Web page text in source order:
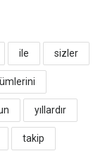
ile sizler
yıllardır
takip